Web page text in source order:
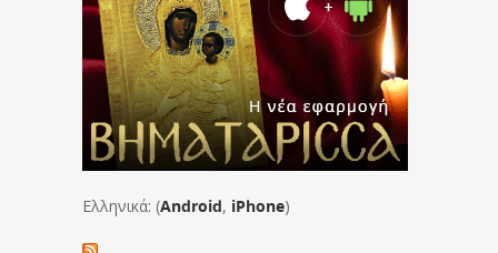
Ελληνικά: (Android, iPhone)